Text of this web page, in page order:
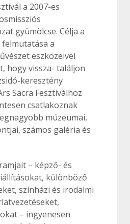
a 2007-es
gyümölcse. Célja a
a
eszközeivel
hogy vissza- találjon
keresztény
Sacra Fesztiválhoz
csatlakoznak
múzeumai,
számos galéria és
– képző- és
különböző
színházi és irodalmi
– ingyenesen